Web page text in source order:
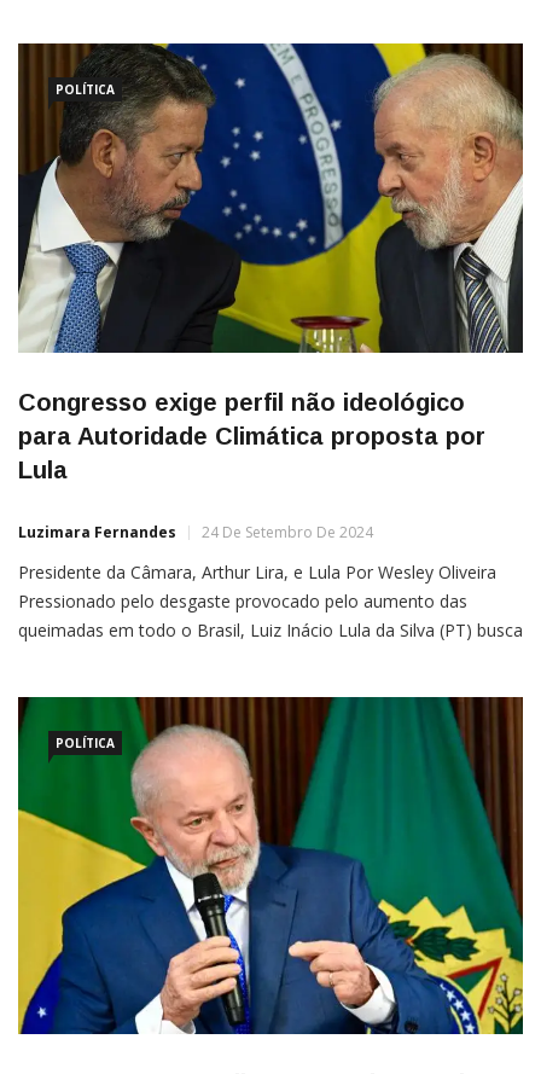
Parlamentar Agropecuária (FPA) para evitar que produtores
rurais sejam afetados pelo […]
POLÍTICA
Congresso exige perfil não ideológico
para Autoridade Climática proposta por
Lula
Luzimara Fernandes 24 De Setembro De 2024
Presidente da Câmara, Arthur Lira, e Lula Por Wesley Oliveira
Pressionado pelo desgaste provocado pelo aumento das
queimadas em todo o Brasil, Luiz Inácio Lula da Silva (PT) busca
petista na última semana, mas a […]
POLÍTICA